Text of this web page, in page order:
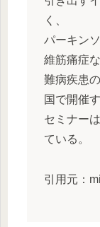
く、
パーキン
維筋痛症
難病疾患
国で開催
セミナー
ている。
引用元：